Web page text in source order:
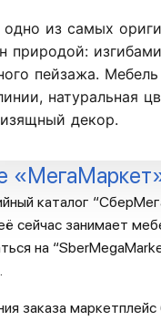
из самых
природой:
пейзажа.
натуральная
декор.
каталог
сейчас занимает
на
заказа